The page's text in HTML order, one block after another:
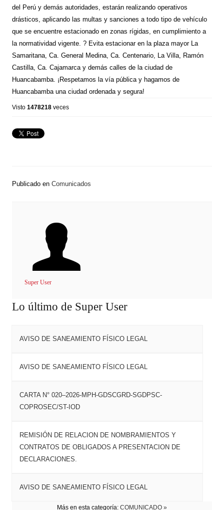
del Perú y demás autoridades, estarán realizando operativos
drásticos, aplicando las multas y sanciones a todo tipo de vehículo
que se encuentre estacionado en zonas rígidas, en cumplimiento a
la normatividad vigente. ? Evita estacionar en la plaza mayor La
Samaritana, Ca. General Medina, Ca. Centenario, La Villa, Ramón
Castilla, Ca. Cajamarca y demás calles de la ciudad de
Huancabamba. ¡Respetamos la vía pública y hagamos de
Huancabamba una ciudad ordenada y segura!
Visto1478218 veces
Publicado en Comunicados
Super User
Lo último de Super User
AVISO DE SANEAMIENTO FÍSICO LEGAL
AVISO DE SANEAMIENTO FÍSICO LEGAL
CARTA N° 020–2026-MPH-GDSCGRD-SGDPSC-
COPROSEC/ST-IOD
REMISIÓN DE RELACION DE NOMBRAMIENTOS Y
CONTRATOS DE OBLIGADOS A PRESENTACION DE
DECLARACIONES.
AVISO DE SANEAMIENTO FÍSICO LEGAL
Más en esta categoría: COMUNICADO »